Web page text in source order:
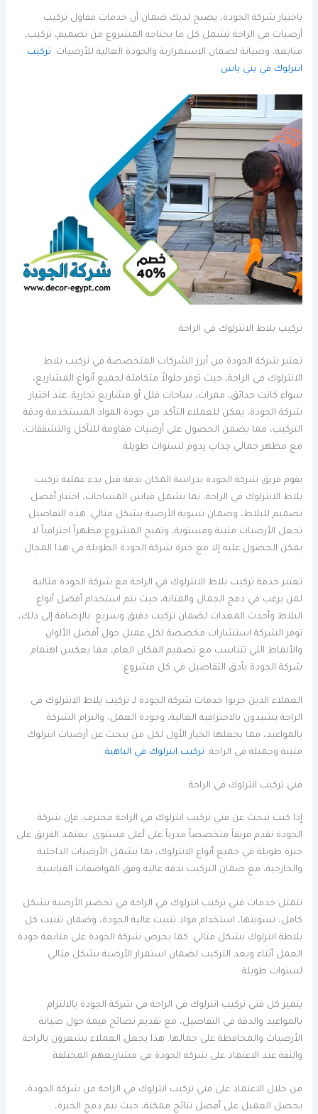
باختيار شركة الجودة، يصبح لديك ضمان أن خدمات مقاول تركيب
أرضيات في الراحة تشمل كل ما يحتاجه المشروع من تصميم، تركيب،
متابعة، وصيانة لضمان الاستمرارية والجودة العالية للأرضيات. تركيب
انترلوك في بني ياس
تركيب بلاط الانترلوك في الراحة
تعتبر شركة الجودة من أبرز الشركات المتخصصة في تركيب بلاط
الانترلوك في الراحة، حيث توفر حلولاً متكاملة لجميع أنواع المشاريع،
سواء كانت حدائق، ممرات، ساحات فلل أو مشاريع تجارية. عند اختيار
شركة الجودة، يمكن للعملاء التأكد من جودة المواد المستخدمة ودقة
التركيب، مما يضمن الحصول على أرضيات مقاومة للتآكل والتشققات،
مع مظهر جمالي جذاب يدوم لسنوات طويلة.
يقوم فريق شركة الجودة بدراسة المكان بدقة قبل بدء عملية تركيب
بلاط الانترلوك في الراحة، بما يشمل قياس المساحات، اختيار أفضل
تصميم للبلاط، وضمان تسوية الأرضية بشكل مثالي. هذه التفاصيل
تجعل الأرضيات متينة ومستوية، وتمنح المشروع مظهراً احترافياً لا
يمكن الحصول عليه إلا مع خبرة شركة الجودة الطويلة في هذا المجال.
تعتبر خدمة تركيب بلاط الانترلوك في الراحة مع شركة الجودة مثالية
لمن يرغب في دمج الجمال والمتانة، حيث يتم استخدام أفضل أنواع
البلاط وأحدث المعدات لضمان تركيب دقيق وسريع. بالإضافة إلى ذلك،
توفر الشركة استشارات مخصصة لكل عميل حول أفضل الألوان
والأنماط التي تتناسب مع تصميم المكان العام، مما يعكس اهتمام
شركة الجودة بأدق التفاصيل في كل مشروع.
العملاء الذين جربوا خدمات شركة الجودة لـ تركيب بلاط الانترلوك في
الراحة يشيدون بالاحترافية العالية، وجودة العمل، والتزام الشركة
بالمواعيد، مما يجعلها الخيار الأول لكل من يبحث عن أرضيات انترلوك
متينة وجميلة في الراحة. تركيب انترلوك في الباهية
فني تركيب انترلوك في الراحة
إذا كنت تبحث عن فني تركيب انترلوك في الراحة محترف، فإن شركة
الجودة تقدم فريقاً متخصصاً مدرباً على أعلى مستوى. يعتمد الفريق على
خبرة طويلة في جميع أنواع الانترلوك، بما يشمل الأرضيات الداخلية
والخارجية، مع ضمان التركيب بدقة عالية وفق المواصفات القياسية.
تتمثل خدمات فني تركيب انترلوك في الراحة في تحضير الأرضية بشكل
كامل، تسويتها، استخدام مواد تثبيت عالية الجودة، وضمان تثبيت كل
بلاطة انترلوك بشكل مثالي. كما يحرص شركة الجودة على متابعة جودة
العمل أثناء وبعد التركيب لضمان استمرار الأرضية بشكل مثالي
لسنوات طويلة.
يتميز كل فني تركيب انترلوك في الراحة في شركة الجودة بالالتزام
بالمواعيد والدقة في التفاصيل، مع تقديم نصائح قيمة حول صيانة
الأرضيات والمحافظة على جمالها. هذا يجعل العملاء يشعرون بالراحة
والثقة عند الاعتماد على شركة الجودة في مشاريعهم المختلفة.
من خلال الاعتماد على فني تركيب انترلوك في الراحة من شركة الجودة،
يحصل العميل على أفضل نتائج ممكنة، حيث يتم دمج الخبرة،